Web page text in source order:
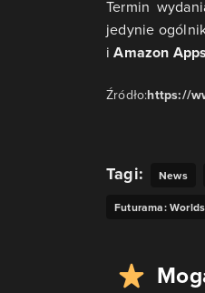
Termin
jedynie
iAmazon
Źródło:https://
Tagi: News
Futurama: